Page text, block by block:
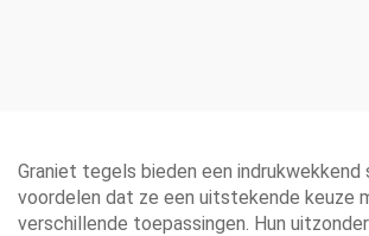
Graniet tegels bieden een indrukwekkend
voordelen dat ze een uitstekende keuze
verschillende toepassingen. Hun